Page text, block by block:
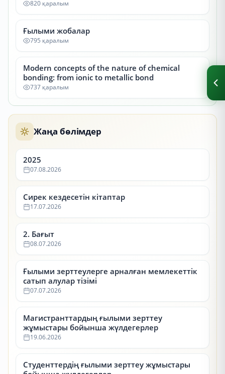
820 қаралым
Ғылыми жобалар
795 қаралым
Modern concepts of the nature of chemical
bonding: from ionic to metallic bond
737 қаралым
Жаңа бөлімдер
2025
07.08.2026
Сирек кездесетін кітаптар
17.07.2026
2. Бағыт
08.07.2026
Ғылыми зерттеулерге арналған мемлекеттік
сатып алулар тізімі
07.07.2026
Магистранттардың ғылыми зерттеу
жұмыстары бойынша жүлдегерлер
19.06.2026
Студенттердің ғылыми зерттеу жұмыстары